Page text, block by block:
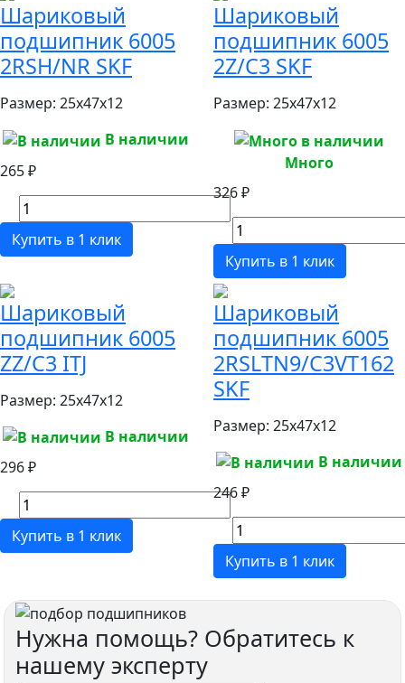
Шариковый
подшипник 6005
2RSH/NR SKF
Размер: 25x47x12
В наличии
265 ₽
Купить в 1 клик
Шариковый
подшипник 6005
2Z/C3 SKF
Размер: 25x47x12
Много
326 ₽
Купить в 1 клик
Шариковый
подшипник 6005
ZZ/C3 ITJ
Размер: 25x47x12
В наличии
296 ₽
Купить в 1 клик
Шариковый
подшипник 6005
2RSLTN9/C3VT162
SKF
Размер: 25x47x12
В наличии
246 ₽
Купить в 1 клик
Нужна помощь? Обратитесь к
нашему эксперту